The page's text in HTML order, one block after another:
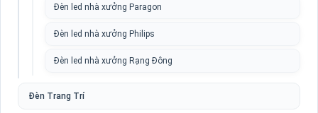
Đèn led nhà xưởng Paragon
Đèn led nhà xưởng Philips
Đèn led nhà xưởng Rạng Đông
Đèn Trang Trí